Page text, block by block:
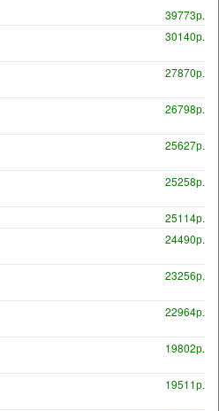
39773р.
30140р.
27870р.
26798р.
25627р.
25258р.
25114р.
24490р.
23256р.
22964р.
19802р.
19511р.